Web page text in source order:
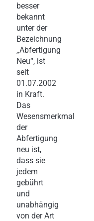
besser
bekannt
unter der
Bezeichnung
„Abfertigung
Neu“, ist
seit
01.07.2002
in Kraft.
Das
Wesensmerkmal
der
Abfertigung
neu ist,
dass sie
jedem
gebührt
und
unabhängig
von der Art